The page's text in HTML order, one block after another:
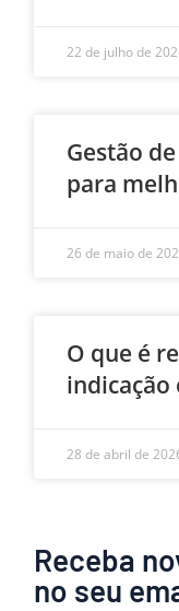
22 de julho de
Gestão
para
26 de maio de
O que é
indicação
28 de abril de
Receba
no seu